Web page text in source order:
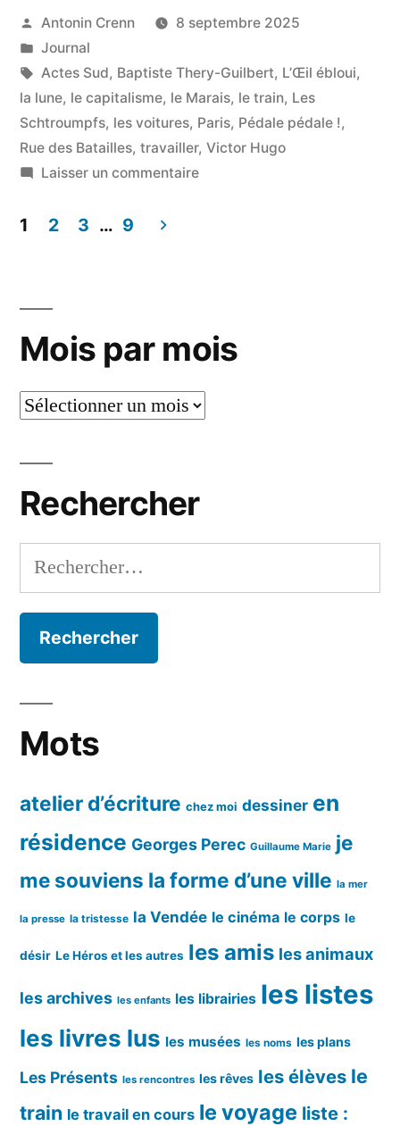
Publié
par
Antonin Crenn
8 septembre 2025
Publié
dans
Journal
Étiquettes :
Actes Sud, Baptiste Thery-Guilbert, L’Œil ébloui,
la lune, le capitalisme, le Marais, le train, Les
Schtroumpfs, les voitures, Paris, Pédale pédale !,
Rue des Batailles, travailler, Victor Hugo
Laisser un commentairesur
des
publications
1 2 3 … 9
Mois par mois
Mois
Rechercher
Rechercher :
Mots
atelier d’écriture chez moi dessiner en
résidence Georges Perec Guillaume Marie je
me souviens la forme d’une ville la mer
la presse la tristesse la Vendée le cinéma le corps le
désir Le Héros et les autres les amis les animaux
les archives les enfants les librairies les listes
les livres lus les musées les noms les plans
Les Présents les rencontres les rêves les élèves le
train le travail en cours le voyage liste :